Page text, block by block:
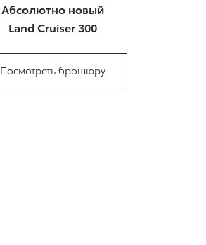
Абсолютно новый
Land Cruiser 300
Посмотреть брошюру